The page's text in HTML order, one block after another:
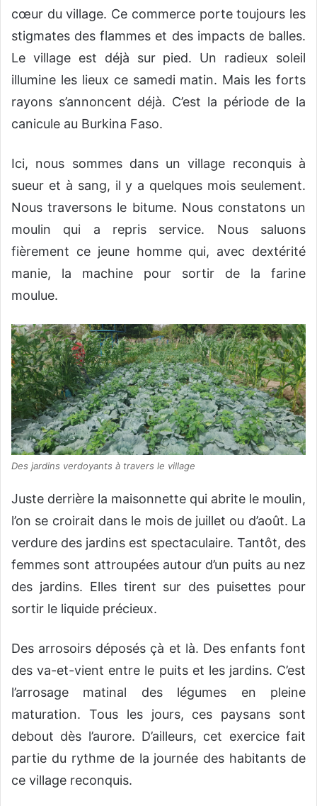
cœur du village. Ce commerce porte toujours les
stigmates des flammes et des impacts de balles.
Le village est déjà sur pied. Un radieux soleil
illumine les lieux ce samedi matin. Mais les forts
rayons s’annoncent déjà. C’est la période de la
canicule au Burkina Faso.
Ici, nous sommes dans un village reconquis à
sueur et à sang, il y a quelques mois seulement.
Nous traversons le bitume. Nous constatons un
moulin qui a repris service. Nous saluons
fièrement ce jeune homme qui, avec dextérité
manie, la machine pour sortir de la farine
moulue.
Des jardins verdoyants à travers le village
Juste derrière la maisonnette qui abrite le moulin,
l’on se croirait dans le mois de juillet ou d’août. La
verdure des jardins est spectaculaire. Tantôt, des
femmes sont attroupées autour d’un puits au nez
des jardins. Elles tirent sur des puisettes pour
sortir le liquide précieux.
Des arrosoirs déposés çà et là. Des enfants font
des va-et-vient entre le puits et les jardins. C’est
l’arrosage matinal des légumes en pleine
maturation. Tous les jours, ces paysans sont
debout dès l’aurore. D’ailleurs, cet exercice fait
partie du rythme de la journée des habitants de
ce village reconquis.